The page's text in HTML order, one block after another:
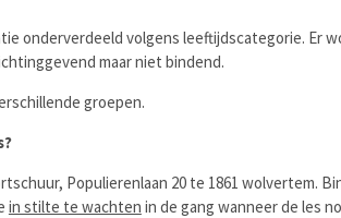
onderverdeeld volgens leeftijdscategorie. Er
maar niet bindend.
groepen.
Populierenlaan 20 te 1861 wolvertem.
in stilte te wachten in de gang wanneer de les